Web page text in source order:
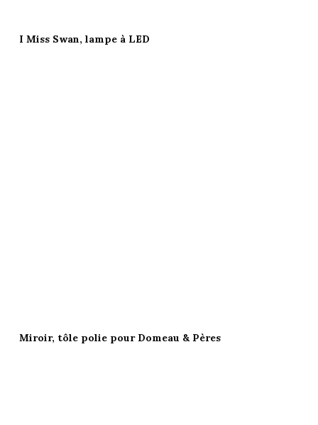
I Miss Swan, lampe à LED
Miroir, tôle polie pour Domeau & Pères